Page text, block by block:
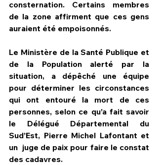
consternation. Certains membres
de la zone affirment que ces gens
auraient été empoisonnés.
Le Ministère de la Santé Publique et
de la Population alerté par la
situation, a dépêché une équipe
pour déterminer les circonstances
qui ont entouré la mort de ces
personnes, selon ce qu’a fait savoir
le Délégué Départemental du
Sud’Est, Pierre Michel Lafontant et
un  juge de paix pour faire le constat
des cadavres.